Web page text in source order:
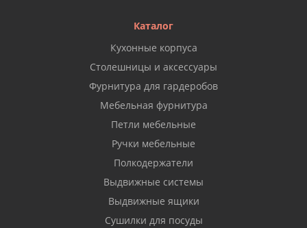
Каталог
Кухонные корпуса
Столешницы и аксессуары
Фурнитура для гардеробов
Мебельная фурнитура
Петли мебельные
Ручки мебельные
Полкодержатели
Выдвижные системы
Выдвижные ящики
Сушилки для посуды